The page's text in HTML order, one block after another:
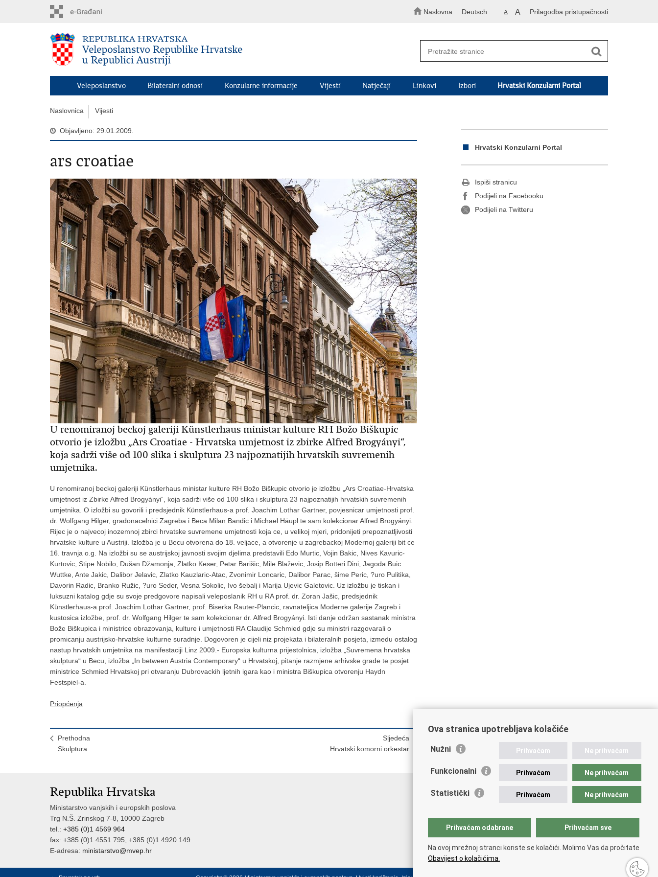
Naslovna Deutsch A A Prilagodba pristupačnosti
Veleposlanstvo Bilateralni odnosi Konzularne informacije Vijesti Natječaji Linkovi Izbori Hrvatski Konzularni Portal
Naslovnica Vijesti
Objavljeno: 29.01.2009.
ars croatiae
U renomiranoj beckoj galeriji Künstlerhaus ministar kulture RH Božo Biškupic
otvorio je izložbu „Ars Croatiae - Hrvatska umjetnost iz zbirke Alfred Brogyányi“,
koja sadrži više od 100 slika i skulptura 23 najpoznatijih hrvatskih suvremenih
umjetnika.
U renomiranoj beckoj galeriji Künstlerhaus ministar kulture RH Božo Biškupic otvorio je izložbu „Ars Croatiae-Hrvatska
umjetnost iz Zbirke Alfred Brogyányi“, koja sadrži više od 100 slika i skulptura 23 najpoznatijih hrvatskih suvremenih
umjetnika. O izložbi su govorili i predsjednik Künstlerhaus-a prof. Joachim Lothar Gartner, povjesnicar umjetnosti prof.
dr. Wolfgang Hilger, gradonacelnici Zagreba i Beca Milan Bandic i Michael Häupl te sam kolekcionar Alfred Brogyányi.
Rijec je o najvecoj inozemnoj zbirci hrvatske suvremene umjetnosti koja ce, u velikoj mjeri, pridonijeti prepoznatljivosti
hrvatske kulture u Austriji. Izložba je u Becu otvorena do 18. veljace, a otvorenje u zagrebackoj Modernoj galeriji bit ce
16. travnja o.g. Na izložbi su se austrijskoj javnosti svojim djelima predstavili Edo Murtic, Vojin Bakic, Nives Kavuric-
Kurtovic, Stipe Nobilo, Dušan Džamonja, Zlatko Keser, Petar Barišic, Mile Blaževic, Josip Botteri Dini, Jagoda Buic
Wuttke, Ante Jakic, Dalibor Jelavic, Zlatko Kauzlaric-Atac, Zvonimir Loncaric, Dalibor Parac, šime Peric, ?uro Pulitika,
Davorin Radic, Branko Ružic, ?uro Seder, Vesna Sokolic, Ivo šebalj i Marija Ujevic Galetovic. Uz izložbu je tiskan i
luksuzni katalog gdje su svoje predgovore napisali veleposlanik RH u RA prof. dr. Zoran Jašic, predsjednik
Künstlerhaus-a prof. Joachim Lothar Gartner, prof. Biserka Rauter-Plancic, ravnateljica Moderne galerije Zagreb i
kustosica izložbe, prof. dr. Wolfgang Hilger te sam kolekcionar dr. Alfred Brogyányi. Isti danje održan sastanak ministra
Bože Biškupica i ministrice obrazovanja, kulture i umjetnosti RA Claudije Schmied gdje su ministri razgovarali o
promicanju austrijsko-hrvatske kulturne suradnje. Dogovoren je cijeli niz projekata i bilateralnih posjeta, izmedu ostalog
nastup hrvatskih umjetnika na manifestaciji Linz 2009.- Europska kulturna prijestolnica, izložba „Suvremena hrvatska
skulptura“ u Becu, izložba „In between Austria Contemporary“ u Hrvatskoj, pitanje razmjene arhivske grade te posjet
ministrice Schmied Hrvatskoj pri otvaranju Dubrovackih ljetnih igara kao i ministra Biškupica otvorenju Haydn
Festspiel-a.
Priopćenja
Prethodna
Skulptura
Sljedeća
Hrvatski komorni orkestar
Hrvatski Konzularni Portal
Ispiši stranicu
Podijeli na Facebooku
Podijeli na Twitteru
Republika Hrvatska
Ministarstvo vanjskih i europskih poslova
Trg N.Š. Zrinskog 7-8, 10000 Zagreb
tel.: +385 (0)1 4569 964
fax: +385 (0)1 4551 795, +385 (0)1 4920 149
E-adresa: ministarstvo@mvep.hr
Ova stranica upotrebljava kolačiće
Nužni Prihvaćam Ne prihvaćam
Funkcionalni Prihvaćam Ne prihvaćam
Statistički Prihvaćam Ne prihvaćam
Prihvaćam odabrane Prihvaćam sve
Na ovoj mrežnoj stranci koriste se kolačići. Molimo Vas da pročitate
Obavijest o kolačićima.